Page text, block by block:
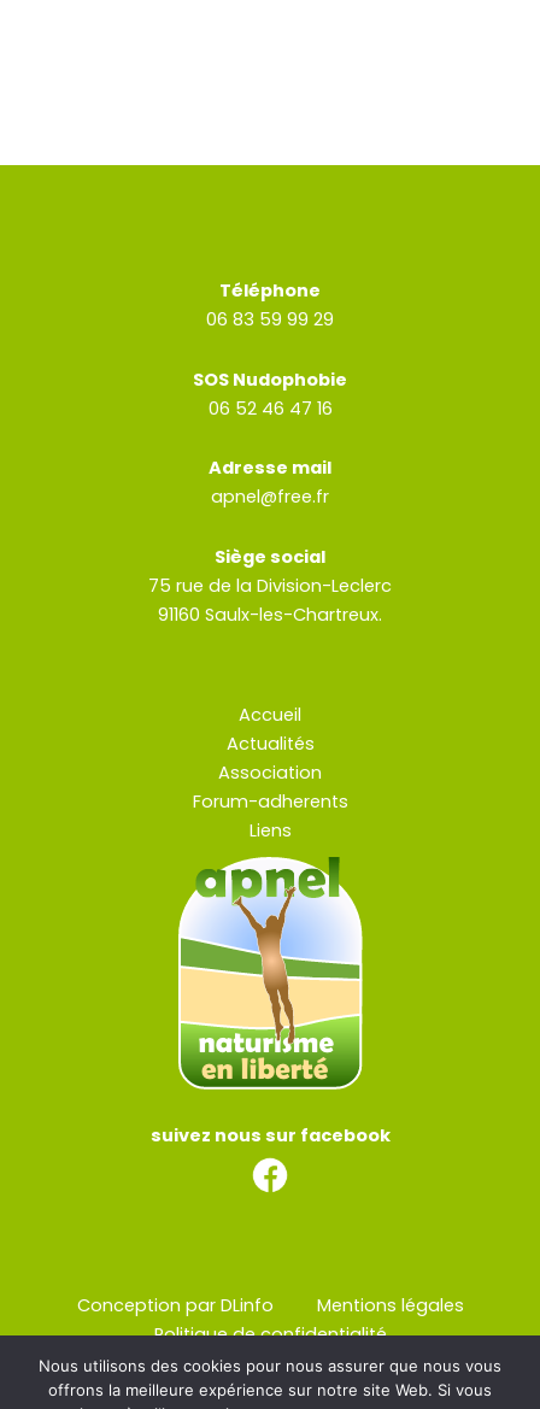
Téléphone
06 83 59 99 29
SOS Nudophobie
06 52 46 47 16
Adresse mail
apnel@free.fr
Siège social
75 rue de la Division-Leclerc
91160 Saulx-les-Chartreux.
Accueil
Actualités
Association
Forum-adherents
Liens
suivez nous sur facebook
Conception par DLinfo
Mentions légales
Politique de confidentialité
Nous utilisons des cookies pour nous assurer que nous vous
offrons la meilleure expérience sur notre site Web. Si vous